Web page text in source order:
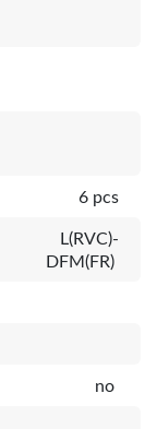
6 pcs
L(RVC)-
DFM(FR)
no